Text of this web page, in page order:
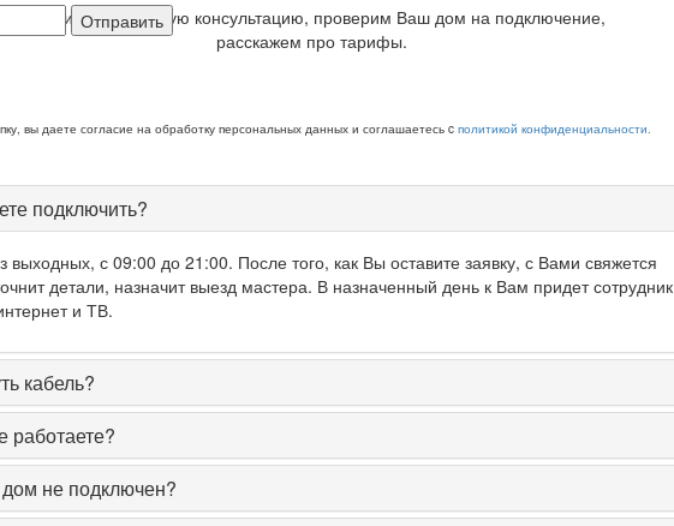
Закажите бесплатную консультацию, проверим Ваш дом на подключение,
расскажем про тарифы.
Отправить
вы даете согласие на обработку персональных данных и соглашаетесь c политикой конфиденциальности.
подключить?
выходных, с 09:00 до 21:00. После того, как Вы оставите заявку, с Вами свяжется
детали, назначит выезд мастера. В назначенный день к Вам придет сотрудник
и ТВ.
кабель?
не подключен?